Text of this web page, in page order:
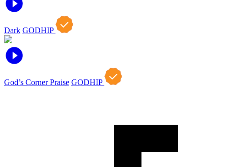
Dark GODHIP
God’s Corner Praise GODHIP